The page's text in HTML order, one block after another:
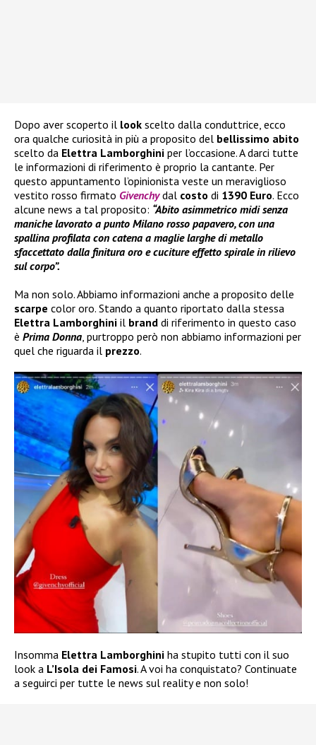
Dopo aver scoperto il look scelto dalla conduttrice, ecco
ora qualche curiosità in più a proposito del bellissimo abito
scelto da Elettra Lamborghini per l’occasione. A darci tutte
le informazioni di riferimento è proprio la cantante. Per
questo appuntamento l’opinionista veste un meraviglioso
vestito rosso firmato Givenchydal costo di 1390 Euro. Ecco
alcune news a tal proposito: “Abito asimmetrico midi senza
maniche lavorato a punto Milano rosso papavero, con una
spallina profilata con catena a maglie larghe di metallo
sfaccettato dalla finitura oro e cuciture effetto spirale in rilievo
sul corpo”.
Ma non solo. Abbiamo informazioni anche a proposito delle
scarpe color oro. Stando a quanto riportato dalla stessa
Elettra Lamborghini il brand di riferimento in questo caso
è Prima Donna , purtroppo però non abbiamo informazioni per
quel che riguarda il prezzo.
Insomma Elettra Lamborghini ha stupito tutti con il suo
look a L’Isola dei Famosi. A voi ha conquistato? Continuate
a seguirci per tutte le news sul reality e non solo!